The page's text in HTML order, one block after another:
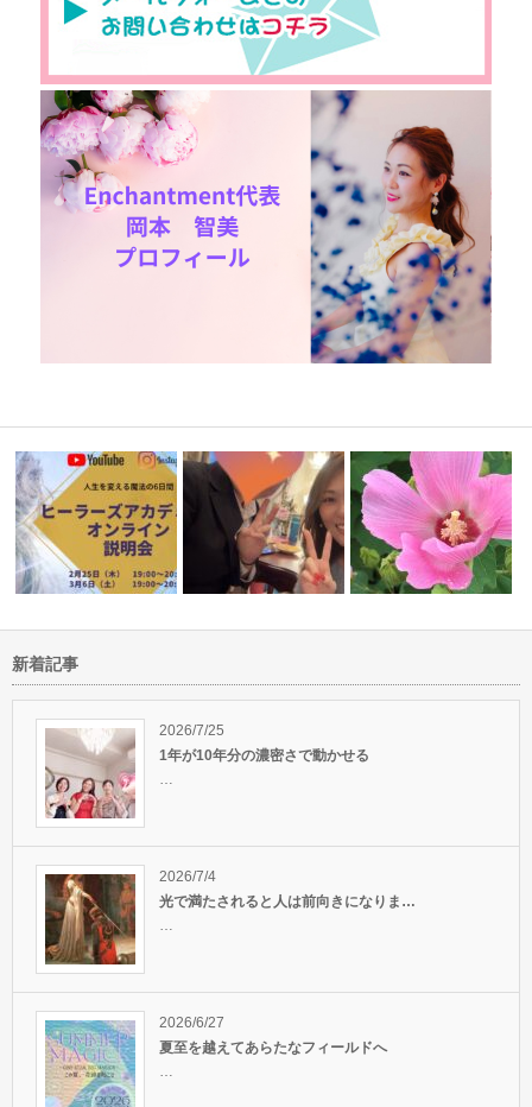
屋で
20代の女性、男性たちへ
新着記事
2026/7/25
1年が10年分の濃密さで動かせる
…
2026/7/4
光で満たされると人は前向きになりま…
…
2026/6/27
夏至を越えてあらたなフィールドへ
…